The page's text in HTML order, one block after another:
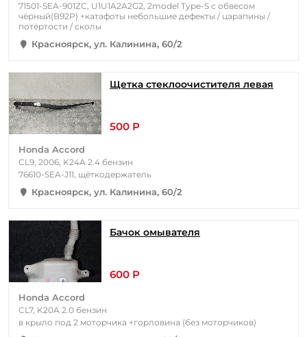
71501-SEA-901ZC, U1U1A2A2G2, 2model Type-S с обвесом
чёрный(B92P) +катафоты небольшие дефекты / царапины /
потёртости / сколы
Красноярск, ул. Калинина, 60/2
Щетка стеклоочистителя левая
500 Р
Honda Accord
CL9, 2006, K24A 2.4 бензин
76610-SEA-J11, щёткодержатель
Красноярск, ул. Калинина, 60/2
Бачок омывателя
600 Р
Honda Accord
CL7, K20A 2.0 бензин
в крыло под 2 моторчика +горловина (без моторчиков)